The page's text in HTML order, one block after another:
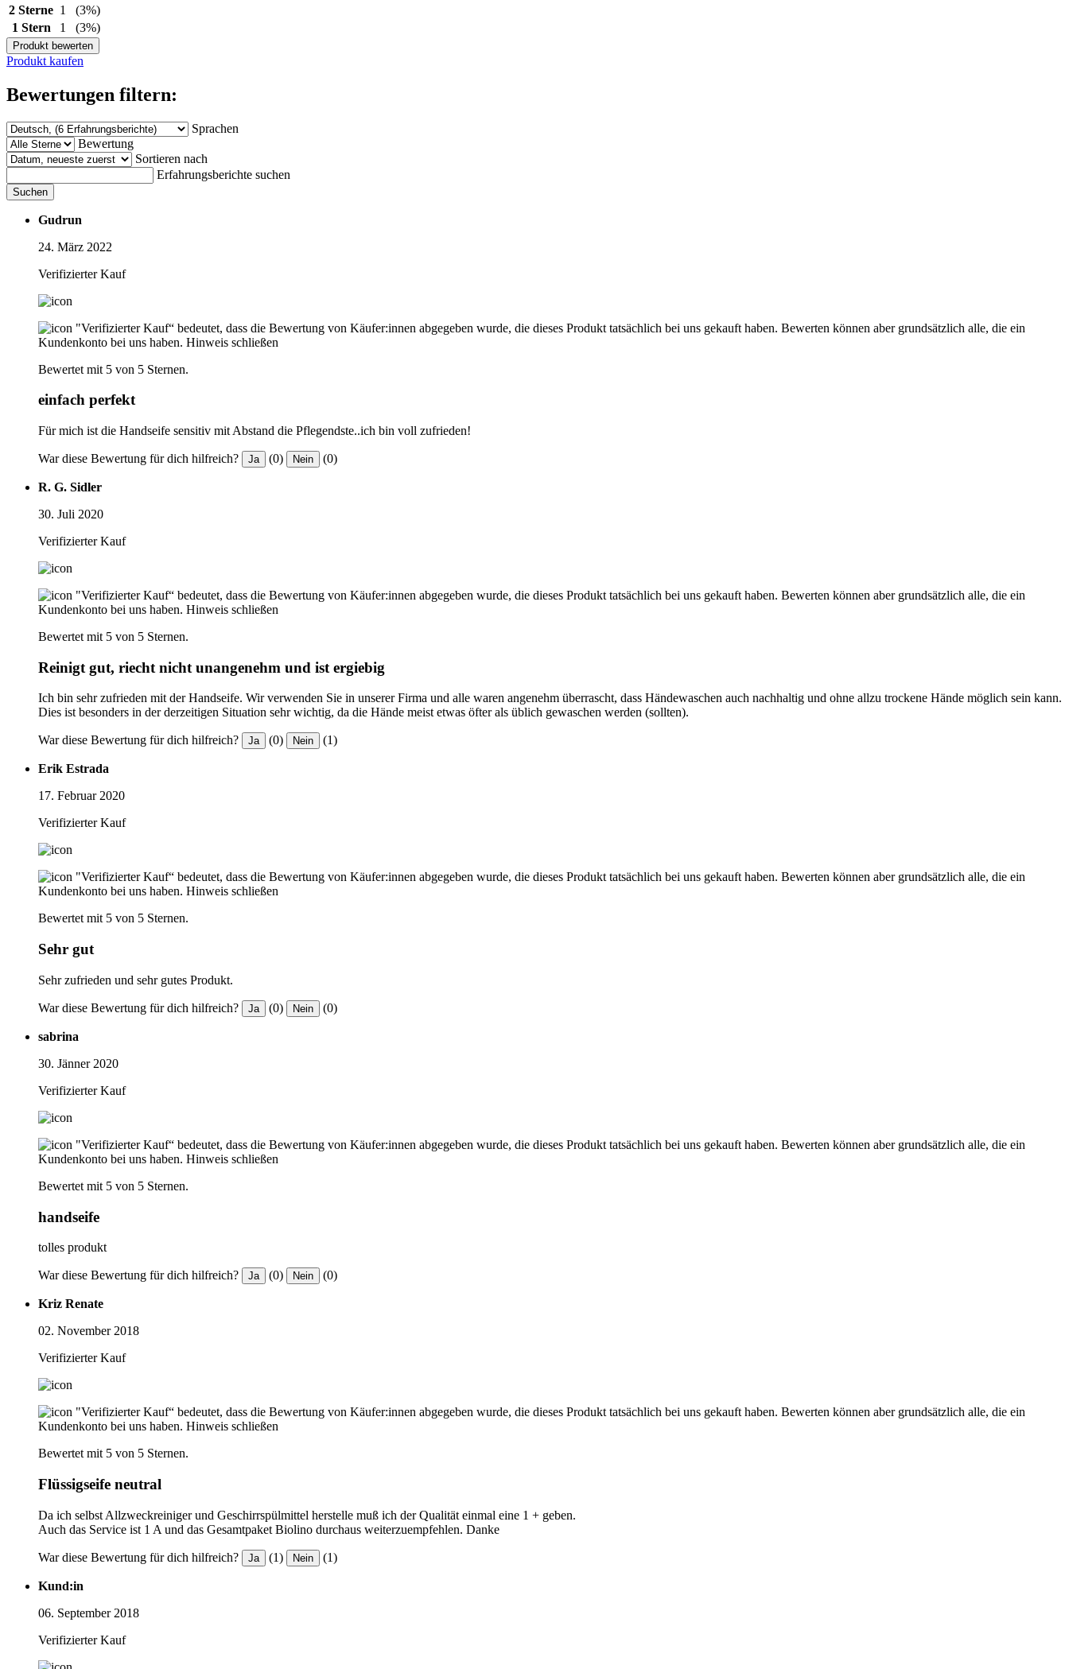
2 Sterne 1
(3%)
1 Stern
1 (3%)
Produkt bewerten
Produkt kaufen
Bewertungen filtern:
Sprachen
Bewertung
Sortieren nach
Erfahrungsberichte suchen
Suchen
Gudrun
24. März 2022
Verifizierter Kauf
"Verifizierter Kauf“ bedeutet, dass die Bewertung von Käufer:innen abgegeben wurde, die dieses Produkt tatsächlich bei uns gekauft haben. Bewerten können aber grundsätzlich alle, die ein
Kundenkonto bei uns haben. Hinweis schließen
Bewertet mit 5 von 5 Sternen.
einfach perfekt
Für mich ist die Handseife sensitiv mit Abstand die Pflegendste..ich bin voll zufrieden!
War diese Bewertung für dich hilfreich? Ja (0) Nein (0)
R. G. Sidler
30. Juli 2020
Verifizierter Kauf
"Verifizierter Kauf“ bedeutet, dass die Bewertung von Käufer:innen abgegeben wurde, die dieses Produkt tatsächlich bei uns gekauft haben. Bewerten können aber grundsätzlich alle, die ein
Kundenkonto bei uns haben. Hinweis schließen
Bewertet mit 5 von 5 Sternen.
Reinigt gut, riecht nicht unangenehm und ist ergiebig
Ich bin sehr zufrieden mit der Handseife. Wir verwenden Sie in unserer Firma und alle waren angenehm überrascht, dass Händewaschen auch nachhaltig und ohne allzu trockene Hände möglich sein kann.
Dies ist besonders in der derzeitigen Situation sehr wichtig, da die Hände meist etwas öfter als üblich gewaschen werden (sollten).
War diese Bewertung für dich hilfreich? Ja (0) Nein (1)
Erik Estrada
17. Februar 2020
Verifizierter Kauf
"Verifizierter Kauf“ bedeutet, dass die Bewertung von Käufer:innen abgegeben wurde, die dieses Produkt tatsächlich bei uns gekauft haben. Bewerten können aber grundsätzlich alle, die ein
Kundenkonto bei uns haben. Hinweis schließen
Bewertet mit 5 von 5 Sternen.
Sehr gut
Sehr zufrieden und sehr gutes Produkt.
War diese Bewertung für dich hilfreich? Ja (0) Nein (0)
sabrina
30. Jänner 2020
Verifizierter Kauf
"Verifizierter Kauf“ bedeutet, dass die Bewertung von Käufer:innen abgegeben wurde, die dieses Produkt tatsächlich bei uns gekauft haben. Bewerten können aber grundsätzlich alle, die ein
Kundenkonto bei uns haben. Hinweis schließen
Bewertet mit 5 von 5 Sternen.
handseife
tolles produkt
War diese Bewertung für dich hilfreich? Ja (0) Nein (0)
Kriz Renate
02. November 2018
Verifizierter Kauf
"Verifizierter Kauf“ bedeutet, dass die Bewertung von Käufer:innen abgegeben wurde, die dieses Produkt tatsächlich bei uns gekauft haben. Bewerten können aber grundsätzlich alle, die ein
Kundenkonto bei uns haben. Hinweis schließen
Bewertet mit 5 von 5 Sternen.
Flüssigseife neutral
Da ich selbst Allzweckreiniger und Geschirrspülmittel herstelle muß ich der Qualität einmal eine 1 + geben.
Auch das Service ist 1 A und das Gesamtpaket Biolino durchaus weiterzuempfehlen. Danke
War diese Bewertung für dich hilfreich? Ja (1) Nein (1)
Kund:in
06. September 2018
Verifizierter Kauf